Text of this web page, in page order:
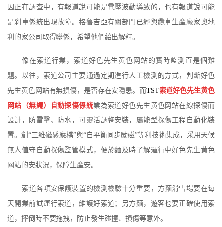
因正在調查中，有報道說可能是電壓波動導致的，也有報道說可能
是刹車係統出現故障。格魯吉亞有關部門已經與纜車生產廠家奧地
利的家公司取得聯係，希望他們給出解釋。
像在索道行業，索道好色先生黄色网站的實時監測直是個難
題。以往，索道公司主要通過定期進行人工檢測的方式，判斷好色
先生黄色网站有無損傷，是否存在安隱患。而TST索道好色先生黄色
网站（無繩）自動探傷係統業為索道好色先生黄色网站在線探傷而
設計，防雷擊、防水，可靈活調整安裝，屬能型探傷工程自動化裝
置。創“三維磁感應橋”與“自平衡同步勵磁”等利技術集成，采用天候
無人值守自動探傷監管模式，便於麵及時了解運行中好色先生黄色
网站的安狀況，保障生產安。
索道各項安保護裝置的檢測檢驗十分重要，方麵滑雪場要在每
天開業前試運行索道，維護好索道；另方麵，遊客也要正確使用索
道，摔倒時不要拖拽，防止發生碰撞、損傷等意外。